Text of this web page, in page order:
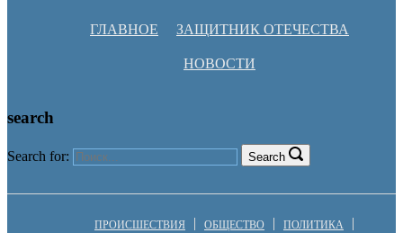
ГЛАВНОЕ ЗАЩИТНИК ОТЕЧЕСТВА
НОВОСТИ
search
Search for: Search
ПРОИСШЕСТВИЯ ОБЩЕСТВО ПОЛИТИКА